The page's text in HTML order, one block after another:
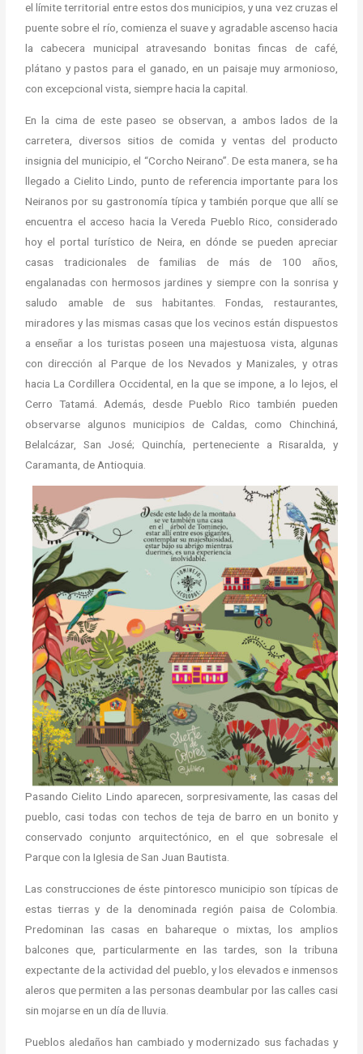
el límite territorial entre estos dos municipios, y una vez cruzas el
puente sobre el río, comienza el suave y agradable ascenso hacia
la cabecera municipal atravesando bonitas fincas de café,
plátano y pastos para el ganado, en un paisaje muy armonioso,
con excepcional vista, siempre hacia la capital.
En la cima de este paseo se observan, a ambos lados de la
carretera, diversos sitios de comida y ventas del producto
insignia del municipio, el “Corcho Neirano”. De esta manera, se ha
llegado a Cielito Lindo, punto de referencia importante para los
Neiranos por su gastronomía típica y también porque que allí se
encuentra el acceso hacia la Vereda Pueblo Rico, considerado
hoy el portal turístico de Neira, en dónde se pueden apreciar
casas tradicionales de familias de más de 100 años,
engalanadas con hermosos jardines y siempre con la sonrisa y
saludo amable de sus habitantes. Fondas, restaurantes,
miradores y las mismas casas que los vecinos están dispuestos
a enseñar a los turistas poseen una majestuosa vista, algunas
con dirección al Parque de los Nevados y Manizales, y otras
hacia La Cordillera Occidental, en la que se impone, a lo lejos, el
Cerro Tatamá. Además, desde Pueblo Rico también pueden
observarse algunos municipios de Caldas, como Chinchiná,
Belalcázar, San José; Quinchía, perteneciente a Risaralda, y
Caramanta, de Antioquia.
Pasando Cielito Lindo aparecen, sorpresivamente, las casas del
pueblo, casi todas con techos de teja de barro en un bonito y
conservado conjunto arquitectónico, en el que sobresale el
Parque con la Iglesia de San Juan Bautista.
Las construcciones de éste pintoresco municipio son típicas de
estas tierras y de la denominada región paisa de Colombia.
Predominan las casas en bahareque o mixtas, los amplios
balcones que, particularmente en las tardes, son la tribuna
expectante de la actividad del pueblo, y los elevados e inmensos
aleros que permiten a las personas deambular por las calles casi
sin mojarse en un día de lluvia.
Pueblos aledaños han cambiado y modernizado sus fachadas y